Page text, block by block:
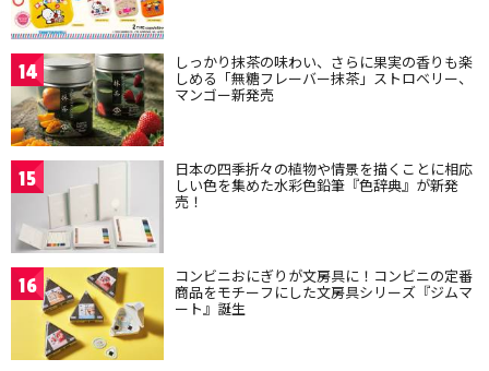
14 しっかり抹茶の味わい、さらに果実の香りも楽
しめる「無糖フレーバー抹茶」ストロベリー、
マンゴー新発売
15 日本の四季折々の植物や情景を描くことに相応
しい色を集めた水彩色鉛筆『色辞典』が新発
売！
16 コンビニおにぎりが文房具に！コンビニの定番
商品をモチーフにした文房具シリーズ『ジムマ
ート』誕生